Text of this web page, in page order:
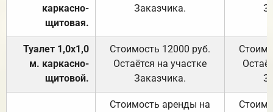
каркасно-
щитовая.
Заказчика.
Туалет 1,0х1,0
м. каркасно-
щитовой.
Стоимость 12000 руб.
Остаётся на участке
Заказчика.
Стоимость аренды на